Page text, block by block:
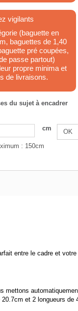
vigilants
(baguette en
baguettes de 1,40
pré coupées,
passe partout)
propre minima et
de livraisons.
du sujet à encadrer
cm
OK
: 150cm
entre le cadre et
et 2 longueurs de